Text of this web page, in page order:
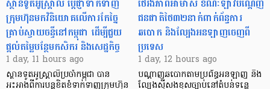
ក្រុមហ៊ុនមក​វិនិយោគលើការកែច្នៃ
គ្រាប់ស្វាយចន្ទីនៅកម្ពុជា ដើម្បីជួយ
ផ្តល់តម្លៃបន្ថែមកសិករ និងសេដ្ឋកិច្ច
1 day, 11 hours ago
ស្ថានទូតអូស្ត្រាលីប្រចាំកម្ពុជា បាន
អះអាងពីការបន្តខិតខំទាក់ទាញក្រុមហ៊ុន
ជនជាតិថៃ៣២នាក់ពាក់ព័ន្ធការ
ឆបោក និងល្បែងអនឡាញចេញពី
ប្រទេស
1 day, 12 hours ago
បណ្តាញឆបោកតាមប្រព័ន្ធអនឡាញ និង
ល្បែងស៊ីសងខុសច្បាប់នៅតំបន់ទន្លេ